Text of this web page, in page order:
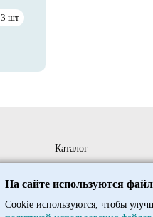
3 шт
Каталог
На сайте используются
Cookie используются, чтобы